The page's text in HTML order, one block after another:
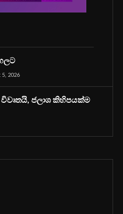
5, 2026
ජලාශ කිහිපයක්ම